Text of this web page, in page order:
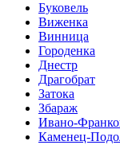
Буковель
Виженка
Винница
Городенка
Днестр
Драгобрат
Затока
Збараж
Ивано-
Каменец-